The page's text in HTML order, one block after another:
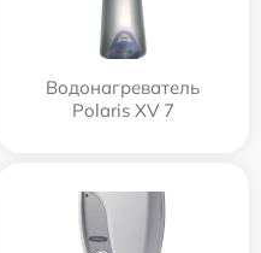
Водонагреватель
Polaris XV 7